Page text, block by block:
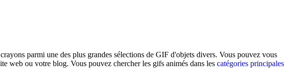
parmi une des plus grandes sélections de GIF d'objets divers. Vous pouvez vous
web ou votre blog. Vous pouvez chercher les gifs animés dans les catégories principales